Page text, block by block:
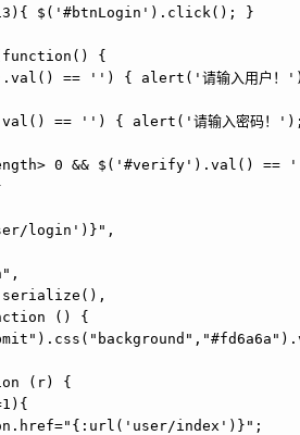
$('#btnLogin').click(); }
{
== '') { alert('请输入用户！
== '') { alert('请输入密码！
0 && $('#verify').val() == '')
login')}",
() {
(r) {
index')}";